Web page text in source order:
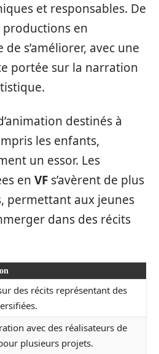
et responsables. De
en
s’améliorer, avec une
portée sur la narration
destinés à
les enfants,
un essor. Les
en VF s’avèrent de plus
permettant aux jeunes
dans des récits
des récits représentant des
avec des réalisateurs de
plusieurs projets.